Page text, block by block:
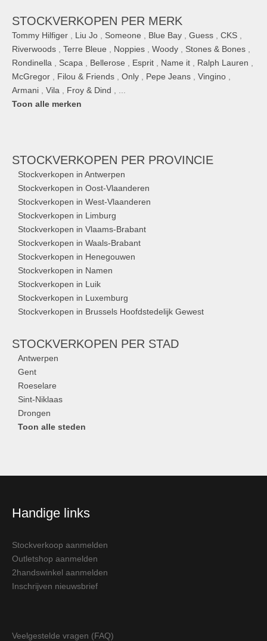
STOCKVERKOPEN PER MERK
Tommy Hilfiger Liu Jo Someone Blue Bay Guess CKS
Riverwoods
Terre Bleue Noppies Woody Stones & Bones
Rondinella
Scapa Bellerose Esprit Name it Ralph Lauren
McGregor
Filou & Friends Only Pepe Jeans Vingino
Armani
Vila Froy & Dind
Toon alle merken
STOCKVERKOPEN PER PROVINCIE
Stockverkopen in Antwerpen
Stockverkopen in Oost-Vlaanderen
Stockverkopen in West-Vlaanderen
Stockverkopen in Limburg
Stockverkopen in Vlaams-Brabant
Stockverkopen in Waals-Brabant
Stockverkopen in Henegouwen
Stockverkopen in Namen
Stockverkopen in Luik
Stockverkopen in Luxemburg
Stockverkopen in Brussels Hoofdstedelijk Gewest
STOCKVERKOPEN PER STAD
Antwerpen
Gent
Roeselare
Sint-Niklaas
Drongen
Toon alle steden
Handige links
Stockverkoop aanmelden
Outletshop aanmelden
2handswinkel aanmelden
Inschrijven nieuwsbrief
Veelgestelde vragen (FAQ)